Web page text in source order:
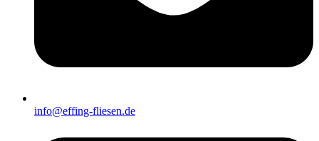
info@effing-fliesen.de